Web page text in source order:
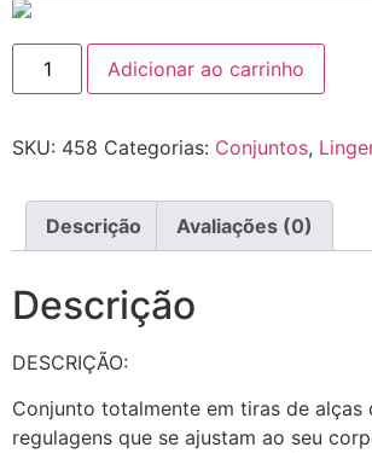
Adicionar ao carrinho
SKU: 458 Categorias: Conjuntos,
Descrição Avaliações (0)
Descrição
DESCRIÇÃO:
Conjunto totalmente em tiras de alças
regulagens que se ajustam ao seu